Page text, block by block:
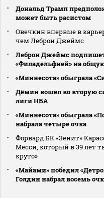
Дональд Трамп
может быть расистом
Овечкин впервые в
чем Леброн Джеймс
Леброн Джеймс
«Филадельфией» на
«Миннесота» обыграла
Дёмин вошел во вторую
лиги НБА
«Миннесота» обыграла
набрала четыре очка
Форвард БК «Зенит»
Месси, который в 39 лет
круто»
«Майами» победил
Голдин набрал восемь